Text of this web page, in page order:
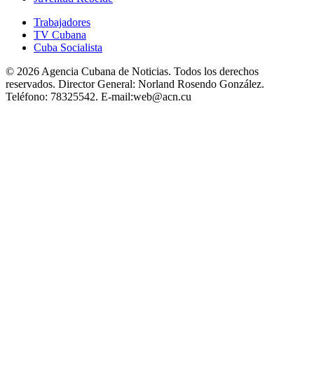
Trabajadores
TV Cubana
Cuba Socialista
© 2026 Agencia Cubana de Noticias. Todos los derechos
reservados. Director General: Norland Rosendo González.
Teléfono: 78325542. E-mail:web@acn.cu